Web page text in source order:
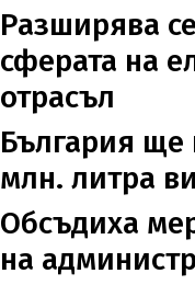
Разширява
сферата на
отрасъл
България ще
млн. литра
Обсъдиха
на